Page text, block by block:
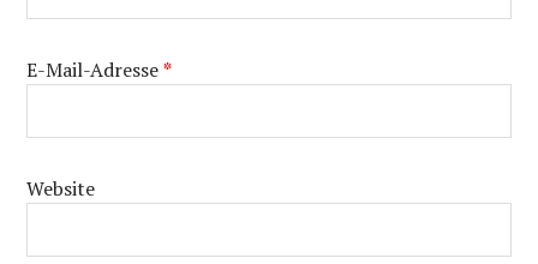
E-Mail-Adresse*
Website